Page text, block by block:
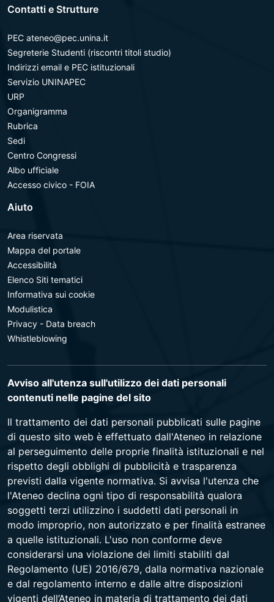
Contatti e Strutture
PEC ateneo@pec.unina.it
Segreterie Studenti (riscontri titoli studio)
Indirizzi email e PEC istituzionali
Servizio UNINAPEC
URP
Organigramma
Rubrica
Sedi
Centro Congressi
Albo ufficiale
Accesso civico - FOIA
Aiuto
Area riservata
Mappa del portale
Accessibilità
Elenco Siti tematici
Informativa sui cookie
Modulistica
Privacy - Data breach
Whistleblowing
Avviso all'utenza sull'utilizzo dei dati personali
contenuti nelle pagine del sito
Il trattamento dei dati personali pubblicati sulle pagine
di questo sito web è effettuato dall'Ateneo in relazione
al perseguimento delle proprie finalità istituzionali e nel
rispetto degli obblighi di pubblicità e trasparenza
previsti dalla vigente normativa. Si avvisa l'utenza che
l'Ateneo declina ogni tipo di responsabilità qualora
soggetti terzi utilizzino i suddetti dati personali in
modo improprio, non autorizzato e per finalità estranee
a quelle istituzionali. L'uso non conforme deve
considerarsi una violazione dei limiti stabiliti dal
Regolamento (UE) 2016/679, dalla normativa nazionale
e dal regolamento interno e dalle altre disposizioni
vigenti dell’Ateneo in materia di trattamento dei dati